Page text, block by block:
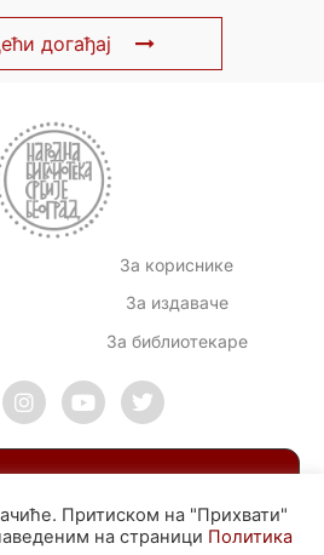
догађај
За кориснике
За издаваче
За библиотекаре
Притиском на "Прихвати"
на страници Политика